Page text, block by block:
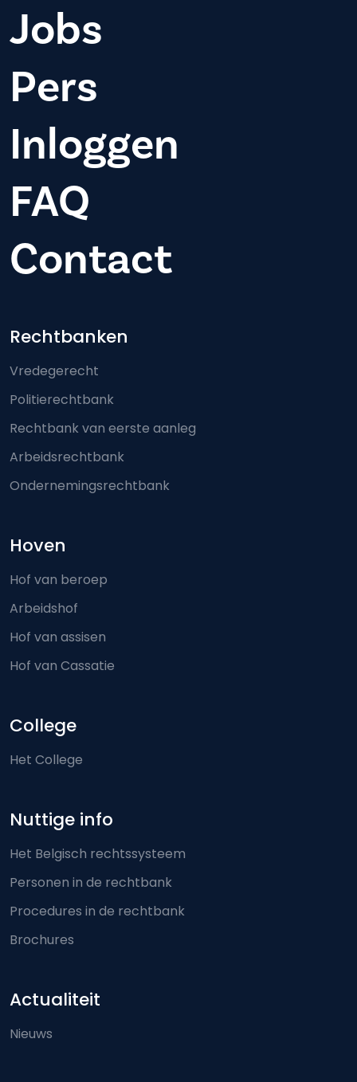
Jobs
Pers
Inloggen
FAQ
Contact
Footer-menu
Rechtbanken
Vredegerecht
Politierechtbank
Rechtbank van eerste aanleg
Arbeidsrechtbank
Ondernemingsrechtbank
Hoven
Hof van beroep
Arbeidshof
Hof van assisen
Hof van Cassatie
College
Het College
Nuttige info
Het Belgisch rechtssysteem
Personen in de rechtbank
Procedures in de rechtbank
Brochures
Actualiteit
Nieuws